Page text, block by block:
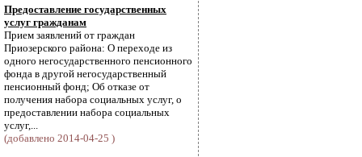
Предоставление государственных
услуг гражданам
Прием заявлений от граждан
Приозерского района: О переходе из
одного негосударственного пенсионного
фонда в другой негосударственный
пенсионный фонд; Об отказе от
получения набора социальных услуг, о
предоставлении набора социальных
услуг,...
(добавлено 2014-04-25 )